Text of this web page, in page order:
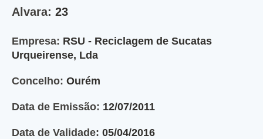
Alvara: 23
Empresa: RSU - Reciclagem de Sucatas
Urqueirense, Lda
Concelho: Ourém
Data de Emissão: 12/07/2011
Data de Validade: 05/04/2016